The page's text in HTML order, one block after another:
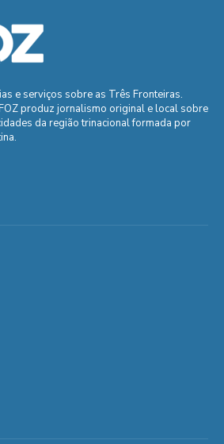
e serviços sobre as Três Fronteiras.
produz jornalismo original e local sobre
da região trinacional formada por